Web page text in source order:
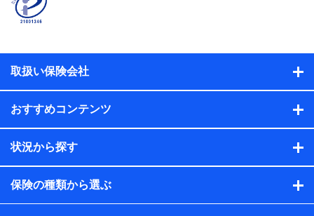
係、保険加入の目的、保険商品の内容、保険料、保険料
のお支払方法、車のメーカーや走行距離などの情報、建
ル内容や送信履歴の情報及び保険の更改案内等を提供し
保険契約情報
当社または株式会社NTTドコモ・フィナンシャルグルー
プが取得し、又は保有する保険契約に関する情報。例と
して、保険契約者及び被保険者の氏名、住所、生年月
日、性別、保険契約者と被保険者の関係、保険加入の目
的、保険商品の内容、保険料、保険料のお支払方法、車
のメーカーや走行距離などの情報、建物の構造や築年数
などの情報、ペットの種類や年齢などの情報などが含ま
取扱い保険会社
おすすめコンテンツ
状況から探す
保険の種類から選ぶ